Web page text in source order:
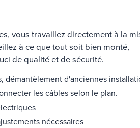
vous travaillez directement à la
à ce que tout soit bien monté,
de qualité et de sécurité.
démantèlement d'anciennes
les câbles selon le plan.
nécessaires